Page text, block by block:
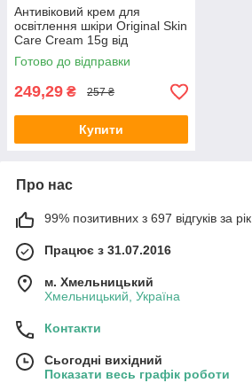
Антивіковий крем для
освітлення шкіри Original Skin
Care Cream 15g від
пігментації
Готово до відправки
249,29 ₴ 257 ₴
Купити
Про нас
99% позитивних з 697 відгуків за рік
Працює з 31.07.2016
м. Хмельницький
Хмельницький, Україна
Контакти
Сьогодні вихідний
Показати весь графік роботи